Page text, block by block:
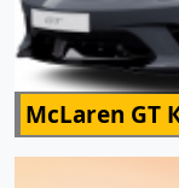
McLaren GT